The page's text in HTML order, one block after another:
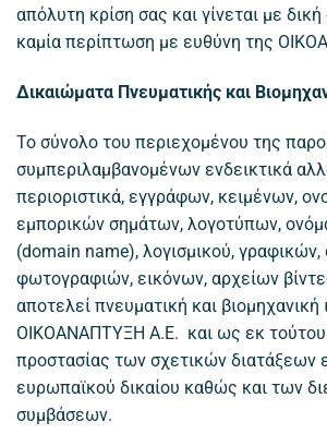
απόλυτη κρίση σας και γίνεται με
καμία περίπτωση με ευθύνη της
Δικαιώματα Πνευματικής και
Το σύνολο του περιεχομένου της
συμπεριλαμβανομένων ενδεικτικά
περιοριστικά, εγγράφων, κειμένων,
εμπορικών σημάτων, λογοτύπων,
(domain name), λογισμικού, γραφικών,
φωτογραφιών, εικόνων, αρχείων
αποτελεί πνευματική και βιομηχανική
ΟΙΚΟΑΝΑΠΤΥΞΗ Α.Ε. και ως εκ τούτου
προστασίας των σχετικών διατάξεων
ευρωπαϊκού δικαίου καθώς και των
συμβάσεων.